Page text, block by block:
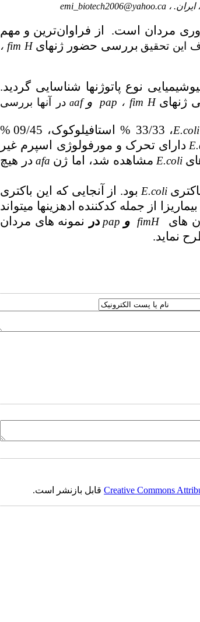
emi_biotech2006@yahoo.ca
مردان است. از فراوانترین و مهم
این تحقیق بررسی حضور ژن­های fim H ،
نوع پاتوژن­ها شناسایی گردید.
ژن­های fim H ، pap و af
a در آن­ها بررسی
E.coli، 33/33 % استافیلوکوک، 09/45 %
دارای تحرک و مورفولوژی اسپرم غیر
E.coli مشاهده شد، اما ژن afa در هیچ
E.coli بود. از
آنجایی که این باکتری
از جمله کدکننده ادهزین­ها می­تواند
های
fimH و pap در نمونه­ های مردان
نماید.
Creative Commonsقابل بازنشر است.